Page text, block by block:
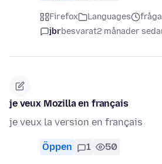
Firefox Languages
jbrbesvarat2 månader
je veux Mozilla en français
je veux la version en français
Öppen 1 50